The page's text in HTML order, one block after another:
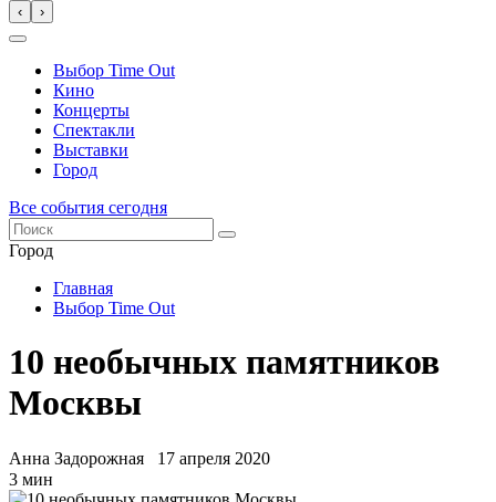
‹ ›
Выбор Time Out
Кино
Концерты
Спектакли
Выставки
Город
Все события сегодня
Город
Главная
Выбор Time Out
10 необычных памятников
Москвы
Анна Задорожная
17 апреля 2020
3 мин